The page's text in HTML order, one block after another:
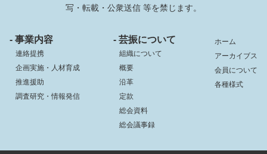
写・転載・公衆送信 等を禁じます。
- 事業内容
連絡提携
企画実施・人材育成
推進援助
調査研究・情報発信
- 芸振について
組織について
概要
沿革
定款
総会資料
総会議事録
ホーム
アーカイブス
会員について
各種様式